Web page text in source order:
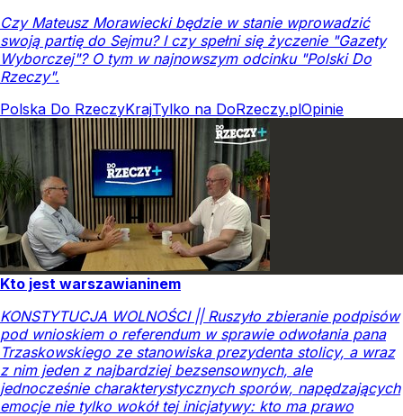
Czy Mateusz Morawiecki będzie w stanie wprowadzić
swoją partię do Sejmu? I czy spełni się życzenie "Gazety
Wyborczej"? O tym w najnowszym odcinku "Polski Do
Rzeczy".
Polska Do RzeczyKrajTylko na DoRzeczy.plOpinie
Kto jest warszawianinem
KONSTYTUCJA WOLNOŚCI || Ruszyło zbieranie podpisów
pod wnioskiem o referendum w sprawie odwołania pana
Trzaskowskiego ze stanowiska prezydenta stolicy, a wraz
z nim jeden z najbardziej bezsensownych, ale
jednocześnie charakterystycznych sporów, napędzających
emocje nie tylko wokół tej inicjatywy: kto ma prawo